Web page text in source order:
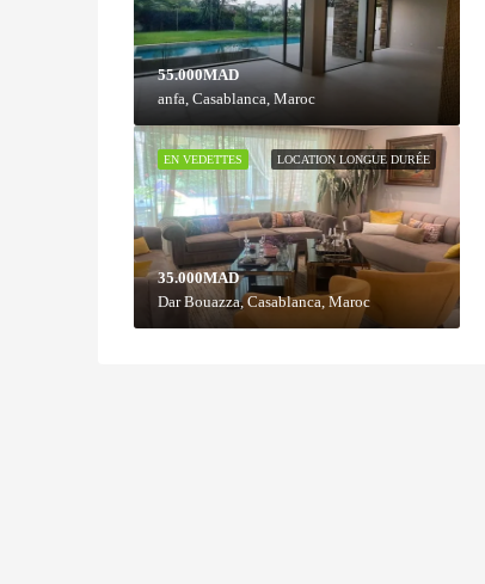
55.000MAD
anfa, Casablanca, Maroc
LOCATION LONGUE DURÉE
EN VEDETTES
35.000MAD
Dar Bouazza, Casablanca, Maroc